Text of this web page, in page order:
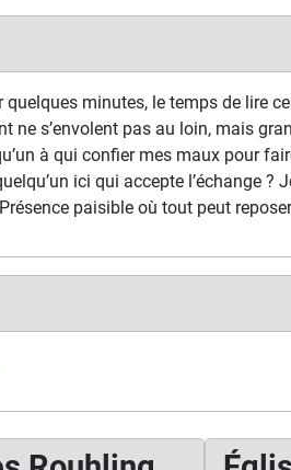
quelques minutes, le temps de lire
ne s’envolent pas au loin, mais
à qui confier mes maux pour
ici qui accepte l’échange ?
paisible où tout peut